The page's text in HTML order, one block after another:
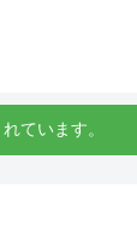
ています。